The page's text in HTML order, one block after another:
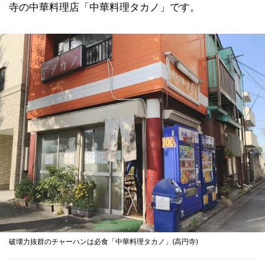
寺の中華料理店「中華料理タカノ」です。
破壊力抜群のチャーハンは必食「中華料理タカノ」(高円寺)